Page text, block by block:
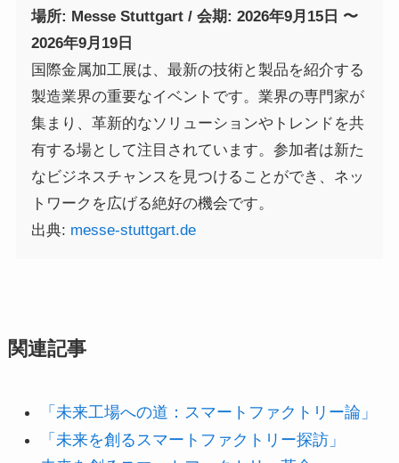
場所: Messe Stuttgart / 会期: 2026年9月15日 〜
2026年9月19日
国際金属加工展は、最新の技術と製品を紹介する
製造業界の重要なイベントです。業界の専門家が
集まり、革新的なソリューションやトレンドを共
有する場として注目されています。参加者は新た
なビジネスチャンスを見つけることができ、ネッ
トワークを広げる絶好の機会です。
出典: messe-stuttgart.de
関連記事
「未来工場への道：スマートファクトリー論」
「未来を創るスマートファクトリー探訪」